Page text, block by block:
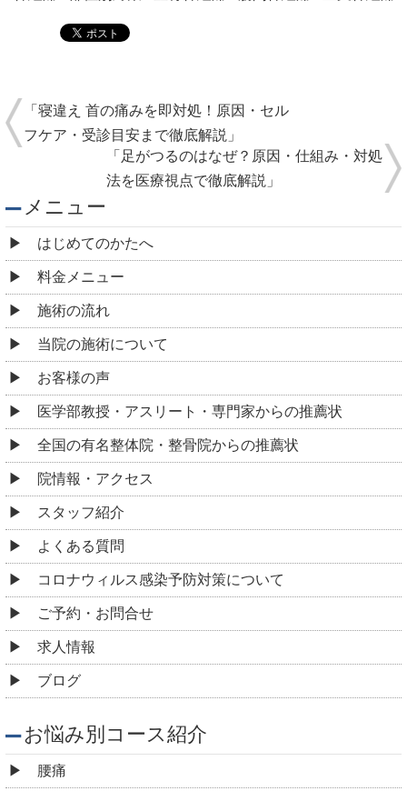
「寝違え 首の痛みを即対処！原因・セル
フケア・受診目安まで徹底解説」
「足がつるのはなぜ？原因・仕組み・対処
法を医療視点で徹底解説」
メニュー
はじめてのかたへ
料金メニュー
施術の流れ
当院の施術について
お客様の声
医学部教授・アスリート・専門家からの推薦状
全国の有名整体院・整骨院からの推薦状
院情報・アクセス
スタッフ紹介
よくある質問
コロナウィルス感染予防対策について
ご予約・お問合せ
求人情報
ブログ
お悩み別コース紹介
腰痛